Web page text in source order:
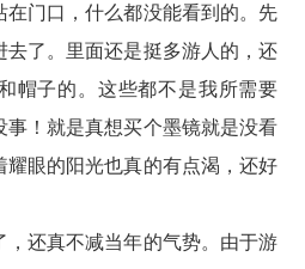
在门口，什么都没能看到的。先
去了。里面还是挺多游人的，还
帽子的。这些都不是我所需要
事！就是真想买个墨镜就是没看
耀眼的阳光也真的有点渴，还好
，还真不减当年的气势。由于游